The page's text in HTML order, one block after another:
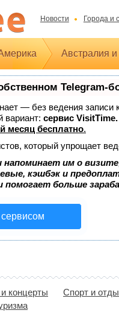
Новости Города и
Австралия
Telegram-
— без ведения
сервис VisitTime.
месяц бесплатно.
который упрощает
напоминает им о
кэшбэк и
помогает больше
сервисом
концерты
Спорт и